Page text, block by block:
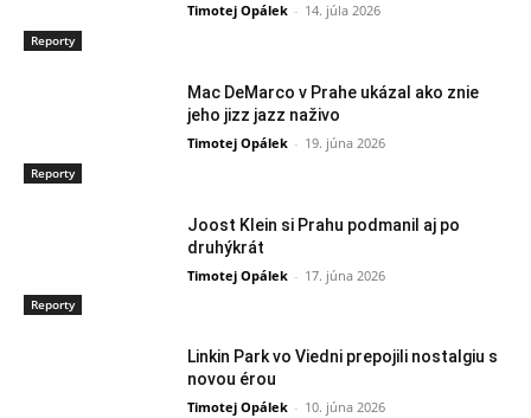
Reporty
Timotej Opálek - 14. júla 2026
Reporty
Mac DeMarco v Prahe ukázal ako znie
jeho jizz jazz naživo
Timotej Opálek - 19. júna 2026
Reporty
Joost Klein si Prahu podmanil aj po
druhýkrát
Timotej Opálek - 17. júna 2026
Linkin Park vo Viedni prepojili nostalgiu s
novou érou
Timotej Opálek - 10. júna 2026